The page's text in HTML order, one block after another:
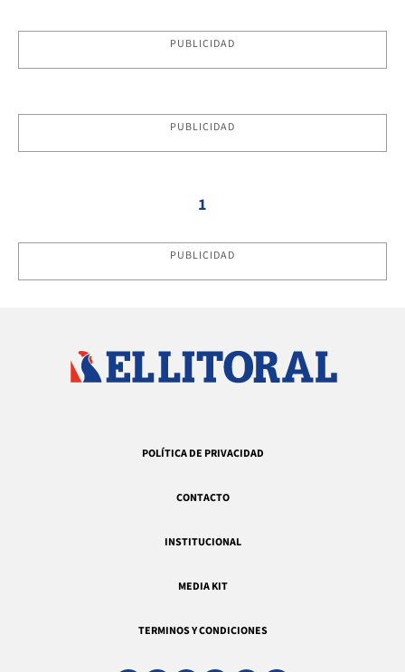
PUBLICIDAD
PUBLICIDAD
1
PUBLICIDAD
POLÍTICA DE PRIVACIDAD
CONTACTO
INSTITUCIONAL
MEDIA KIT
TERMINOS Y CONDICIONES